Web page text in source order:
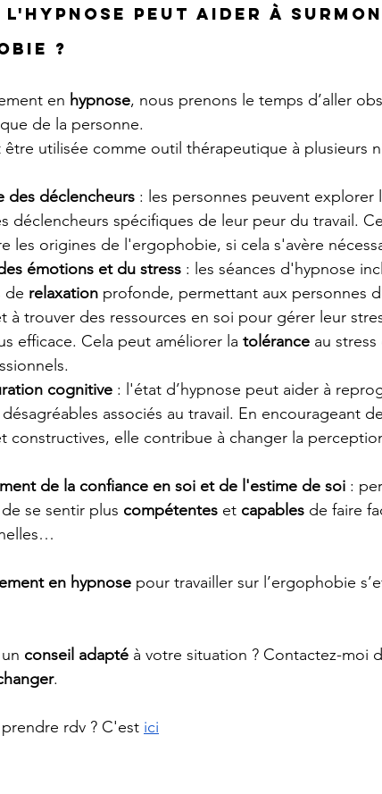
l'hypnose peut aider à
?
en hypnose, nous prenons le temps d’aller
de la personne.
utilisée comme outil thérapeutique à plusieurs
des déclencheurs : les personnes peuvent explorer
déclencheurs spécifiques de leur peur du travail.
les origines de l'ergophobie, si cela s'avère
émotions et du stress : les séances d'hypnose
de relaxation profonde, permettant aux personnes
à trouver des ressources en soi pour gérer leur
efficace. Cela peut améliorer la tolérance au
cognitive : l'état d’hypnose peut aider à
associés au travail. En encourageant
constructives, elle contribue à changer la
de la confiance en soi et de l'estime de soi :
se sentir plus compétentes et capables de faire
en hypnose pour travailler sur l’ergophobie
conseil adapté à votre situation ? Contactez-moi
.
rdv ? C'est ici